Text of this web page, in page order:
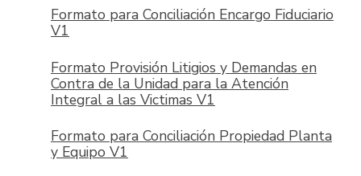
Formato para Conciliación Encargo Fiduciario
V1
Formato Provisión Litigios y Demandas en
Contra de la Unidad para la Atención
Integral a las Victimas V1
Formato para Conciliación Propiedad Planta
y Equipo V1